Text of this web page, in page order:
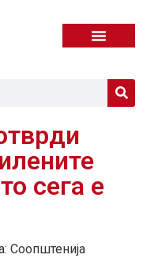
сега е
Соопштенија